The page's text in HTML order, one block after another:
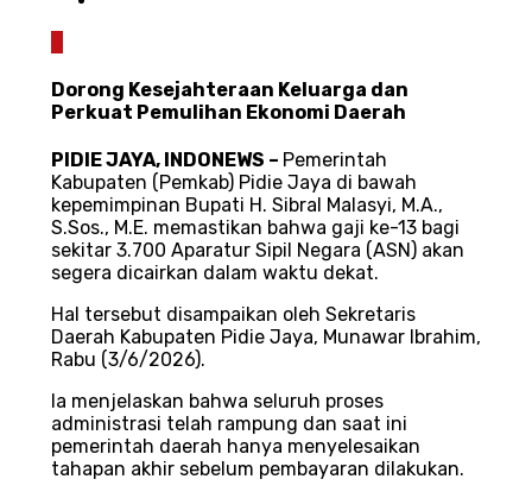
Dorong Kesejahteraan Keluarga dan
Perkuat Pemulihan Ekonomi Daerah
PIDIE JAYA, INDONEWS – Pemerintah
Kabupaten (Pemkab) Pidie Jaya di bawah
kepemimpinan Bupati H. Sibral Malasyi, M.A.,
S.Sos., M.E. memastikan bahwa gaji ke-13 bagi
sekitar 3.700 Aparatur Sipil Negara (ASN) akan
segera dicairkan dalam waktu dekat.
Hal tersebut disampaikan oleh Sekretaris
Daerah Kabupaten Pidie Jaya, Munawar Ibrahim,
Rabu (3/6/2026).
Ia menjelaskan bahwa seluruh proses
administrasi telah rampung dan saat ini
pemerintah daerah hanya menyelesaikan
tahapan akhir sebelum pembayaran dilakukan.